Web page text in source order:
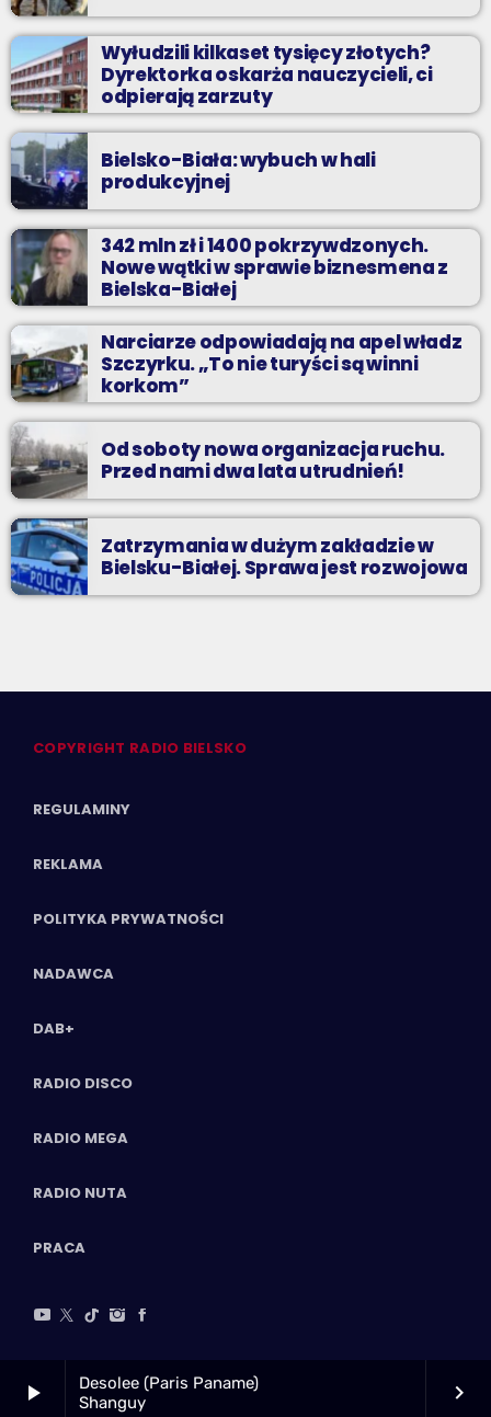
play_arrow
Desolee (Paris Paname)
Shanguy
keyboard_arrow_right
Wyłudzili kilkaset tysięcy złotych?
Dyrektorka oskarża nauczycieli, ci
odpierają zarzuty
Bielsko-Biała: wybuch w hali
produkcyjnej
342 mln zł i 1400 pokrzywdzonych.
Nowe wątki w sprawie biznesmena z
Bielska-Białej
Narciarze odpowiadają na apel władz
Szczyrku. „To nie turyści są winni
korkom”
Od soboty nowa organizacja ruchu.
Przed nami dwa lata utrudnień!
Zatrzymania w dużym zakładzie w
Bielsku-Białej. Sprawa jest rozwojowa
COPYRIGHT RADIO BIELSKO
REGULAMINY
REKLAMA
POLITYKA PRYWATNOŚCI
NADAWCA
DAB+
RADIO DISCO
RADIO MEGA
RADIO NUTA
PRACA